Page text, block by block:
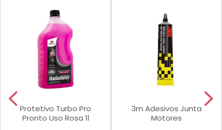
Protetivo Turbo Pro
Pronto Uso Rosa 1l
3m Adesivos Junta
Motores